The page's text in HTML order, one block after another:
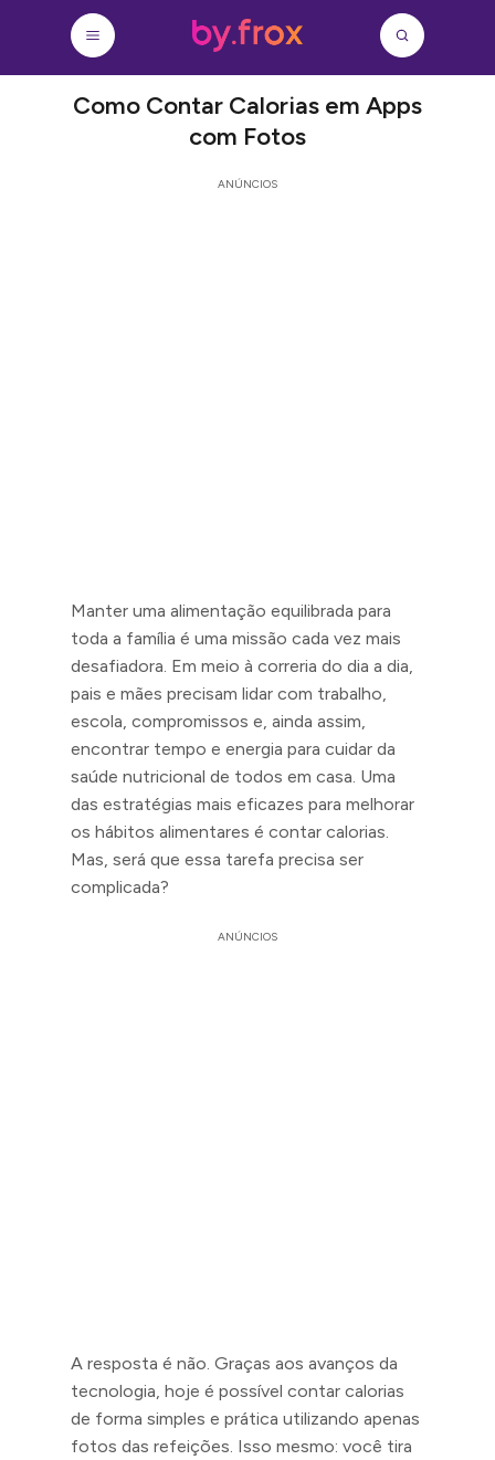
Como Contar Calorias em Apps
com Fotos
ANÚNCIOS
Manter uma alimentação equilibrada para
toda a família é uma missão cada vez mais
desafiadora. Em meio à correria do dia a dia,
pais e mães precisam lidar com trabalho,
escola, compromissos e, ainda assim,
encontrar tempo e energia para cuidar da
saúde nutricional de todos em casa. Uma
das estratégias mais eficazes para melhorar
os hábitos alimentares é contar calorias.
Mas, será que essa tarefa precisa ser
complicada?
ANÚNCIOS
A resposta é não. Graças aos avanços da
tecnologia, hoje é possível contar calorias
de forma simples e prática utilizando apenas
fotos das refeições. Isso mesmo: você tira